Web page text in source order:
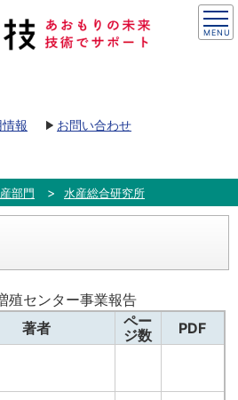
報
お問い合わせ
部門 水産総合研究所
殖センター事業報告
著者
ペー
ジ数
PDF